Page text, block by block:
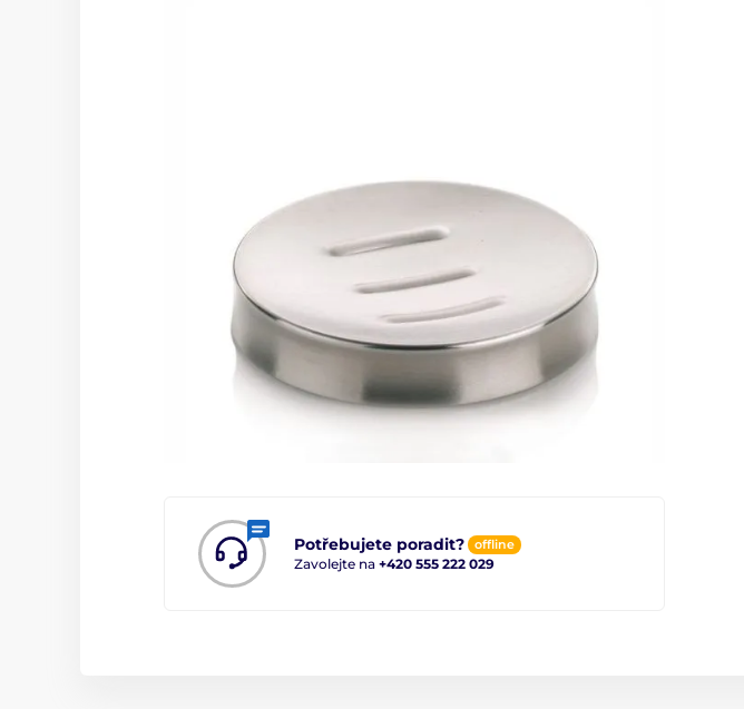
Potřebujete poradit? offline
Zavolejte na +420 555 222 029